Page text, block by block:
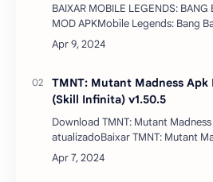
BAIXAR MOBILE LEGENDS: BANG
MOD APKMobile Legends: Bang
APK com mod menu é um jogo de
em equipe desenvolvido pela
TMNT: Mutant Madness Apk
(Skill Infinita) v1.50.5
Download TMNT: Mutant
atualizadoBaixar TMNT: Mutant
apk mod dinheiro infinito
apk mediafire – Vocês são garotos